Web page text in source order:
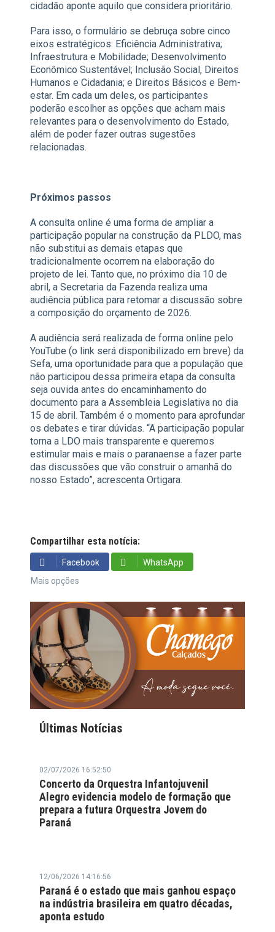
cidadão aponte aquilo que considera prioritário.
Para isso, o formulário se debruça sobre cinco
eixos estratégicos: Eficiência Administrativa;
Infraestrutura e Mobilidade; Desenvolvimento
Econômico Sustentável; Inclusão Social, Direitos
Humanos e Cidadania; e Direitos Básicos e Bem-
estar. Em cada um deles, os participantes
poderão escolher as opções que acham mais
relevantes para o desenvolvimento do Estado,
além de poder fazer outras sugestões
relacionadas.
Próximos passos
A consulta online é uma forma de ampliar a
participação popular na construção da PLDO, mas
não substitui as demais etapas que
tradicionalmente ocorrem na elaboração do
projeto de lei. Tanto que, no próximo dia 10 de
abril, a Secretaria da Fazenda realiza uma
audiência pública para retomar a discussão sobre
a composição do orçamento de 2026.
A audiência será realizada de forma online pelo
YouTube (o link será disponibilizado em breve) da
Sefa, uma oportunidade para que a população que
não participou dessa primeira etapa da consulta
seja ouvida antes do encaminhamento do
documento para a Assembleia Legislativa no dia
15 de abril. Também é o momento para aprofundar
os debates e tirar dúvidas. “A participação popular
torna a LDO mais transparente e queremos
estimular mais e mais o paranaense a fazer parte
das discussões que vão construir o amanhã do
nosso Estado”, acrescenta Ortigara.
Compartilhar esta notícia:
Facebook
WhatsApp
Mais opções
Últimas Notícias
02/07/2026 16:52:50
Concerto da Orquestra Infantojuvenil
Alegro evidencia modelo de formação que
prepara a futura Orquestra Jovem do
Paraná
12/06/2026 14:16:56
Paraná é o estado que mais ganhou espaço
na indústria brasileira em quatro décadas,
aponta estudo